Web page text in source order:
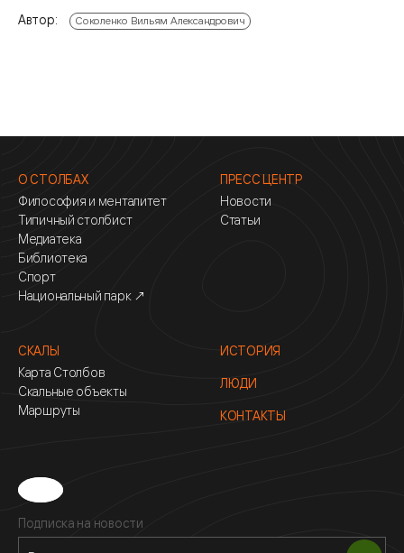
Автор: Соколенко Вильям Александрович
О СТОЛБАХ
Философия и менталитет
Типичный столбист
Медиатека
Библиотека
Спорт
Национальный парк ↗
ПРЕСС ЦЕНТР
Новости
Статьи
СКАЛЫ
Карта Столбов
Скальные объекты
Маршруты
ИСТОРИЯ
ЛЮДИ
КОНТАКТЫ
Подписка на новости